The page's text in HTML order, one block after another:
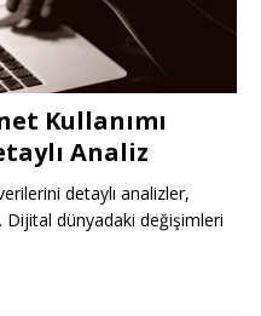
Kullanımı
Analiz
detaylı analizler,
dünyadaki değişimleri